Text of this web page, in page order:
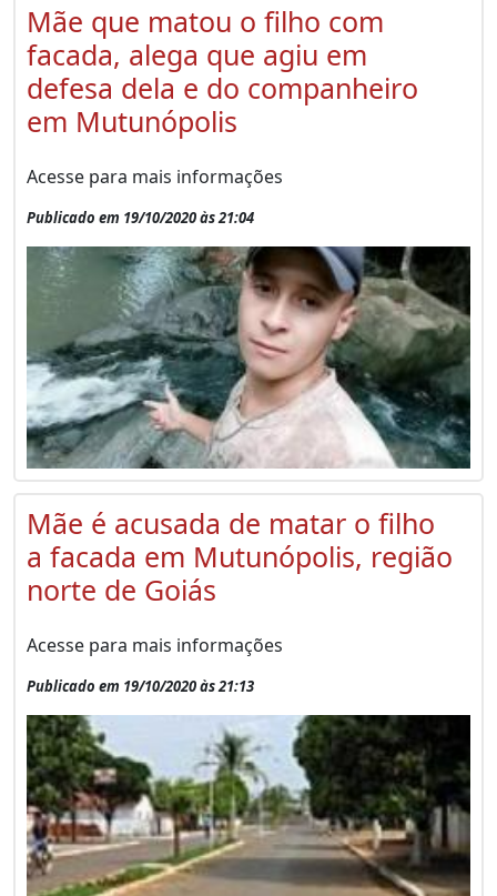
Mãe que matou o filho com
facada, alega que agiu em
defesa dela e do companheiro
em Mutunópolis
Acesse para mais informações
Publicado em 19/10/2020 às 21:04
Mãe é acusada de matar o filho
a facada em Mutunópolis, região
norte de Goiás
Acesse para mais informações
Publicado em 19/10/2020 às 21:13